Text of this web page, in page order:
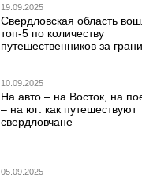
19.09.2025
Свердловская область
топ-5 по количеству
путешественников за
10.09.2025
На авто – на Восток, на
– на юг: как путешествуют
свердловчане
05.09.2025